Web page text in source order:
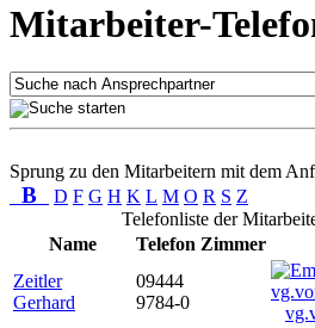
Mitarbeiter-
Sprung zu den Mitarbeitern mit dem
B D F G H K L M O R S Z
Telefonliste der
Name
Telefon Zimmer
Zeitler
Gerhard
09444
9784-0